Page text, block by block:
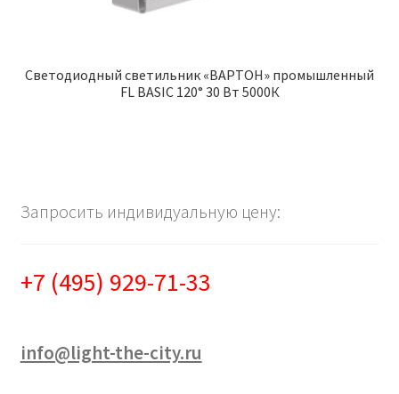
Светодиодный светильник «ВАРТОН» промышленный
FL BASIC 120° 30 Вт 5000К
Запросить индивидуальную цену:
+7 (495) 929-71-33
info@light-the-city.ru